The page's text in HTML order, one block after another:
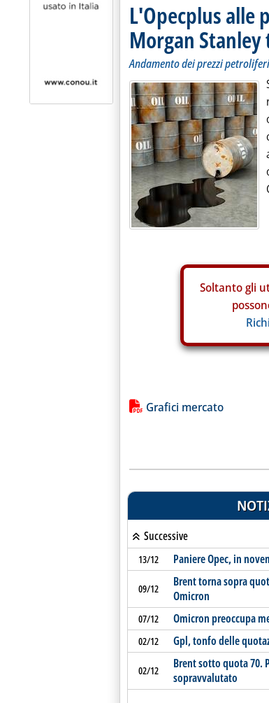
L'Opecplus alle
Morgan
Andamento dei prezzi
Soltanto gli
Lista allegati PDF
Grafici mercato
Successive
13/12 Paniere Opec, in
09/12
Brent torna sopra
Omicron
07/12 Omicron preoccupa
02/12 Gpl, tonfo delle
02/12
Brent sotto quota 70.
sopravvalutato